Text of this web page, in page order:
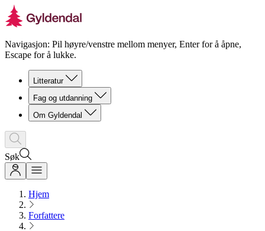
Navigasjon: Pil høyre/venstre mellom menyer, Enter for å åpne,
Escape for å lukke.
Litteratur
Fag og utdanning
Om Gyldendal
Søk
Hjem
Forfattere